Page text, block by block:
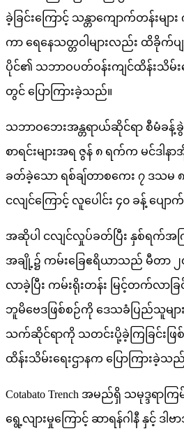
ခဲ့ခြင်းကြောင့် သန္တာကျောက်တန်းမျ
ကာ ရေနေသတ္တဝါများလည်း ထိခိုက်ပ
ပိုင်၏ သဘာဝပတ်ဝန်းကျင်ထိန်းသိမ်း
တွင် ပြောကြားခဲ့သည်။
သဘာဝဘေးအန္တရာယ်ဆိုင်ရာ စီမံခန့်
စာရင်းများအရ ဇွန် ၈ ရက်က မင်ဒါ
ခတ်ခဲ့သော ရစ်ချ်တာစကေး ၇ ဒသမ ၈
ငလျင်ကြောင့် လူပေါင်း ၄၀ ခန့် ပျေ
အဆိုပါ ငလျင်လှုပ်ခတ်ပြီး နှစ်ရက်အ
အချို့၌ ကမ်းခြေဧရိယာသည် မီတာ ၂
လာခဲ့ပြီး ကမ်းရိုးတန်း မြင့်တက်လာ
ဘူမိဗေဒဖြစ်စဉ်ကို ဒေသခံပြည်သူမ
သက်ဆိုင်ရာကို သတင်းပို့ခဲ့ကြခြင်းဖြစ်
ထိန်းသိမ်းရေးဌာနက ပြောကြားခဲ့သ
Cotabato Trench အမည်ရှိ သမုဒ္ဒရာက
ရွေ့လျားမှုကြောင့် ဆာရန်ဂါနီ နှင့်